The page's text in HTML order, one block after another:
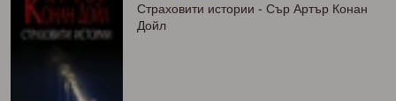
Страховити истории - Сър Артър Конан
Дойл